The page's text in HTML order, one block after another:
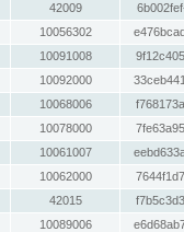
42009
10056302
10091008
10092000
10068006
10078000
10061007
10062000
42015
10089006